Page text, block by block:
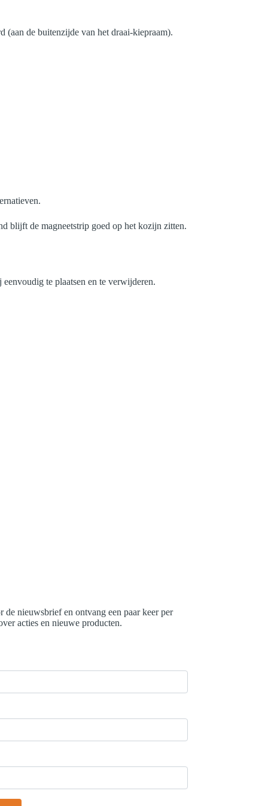
de buitenzijde van het draai-kiepraam).
blijft de magneetstrip goed op het kozijn zitten.
te plaatsen en te verwijderen.
de nieuwsbrief en ontvang een paar keer per
acties en nieuwe producten.